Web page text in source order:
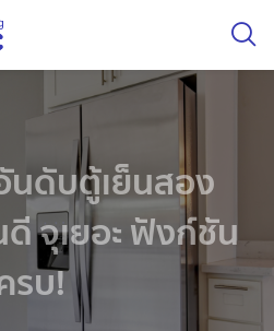
นดับตู้เย็นสอง
จุเยอะ ฟังก์ชัน
รบ!